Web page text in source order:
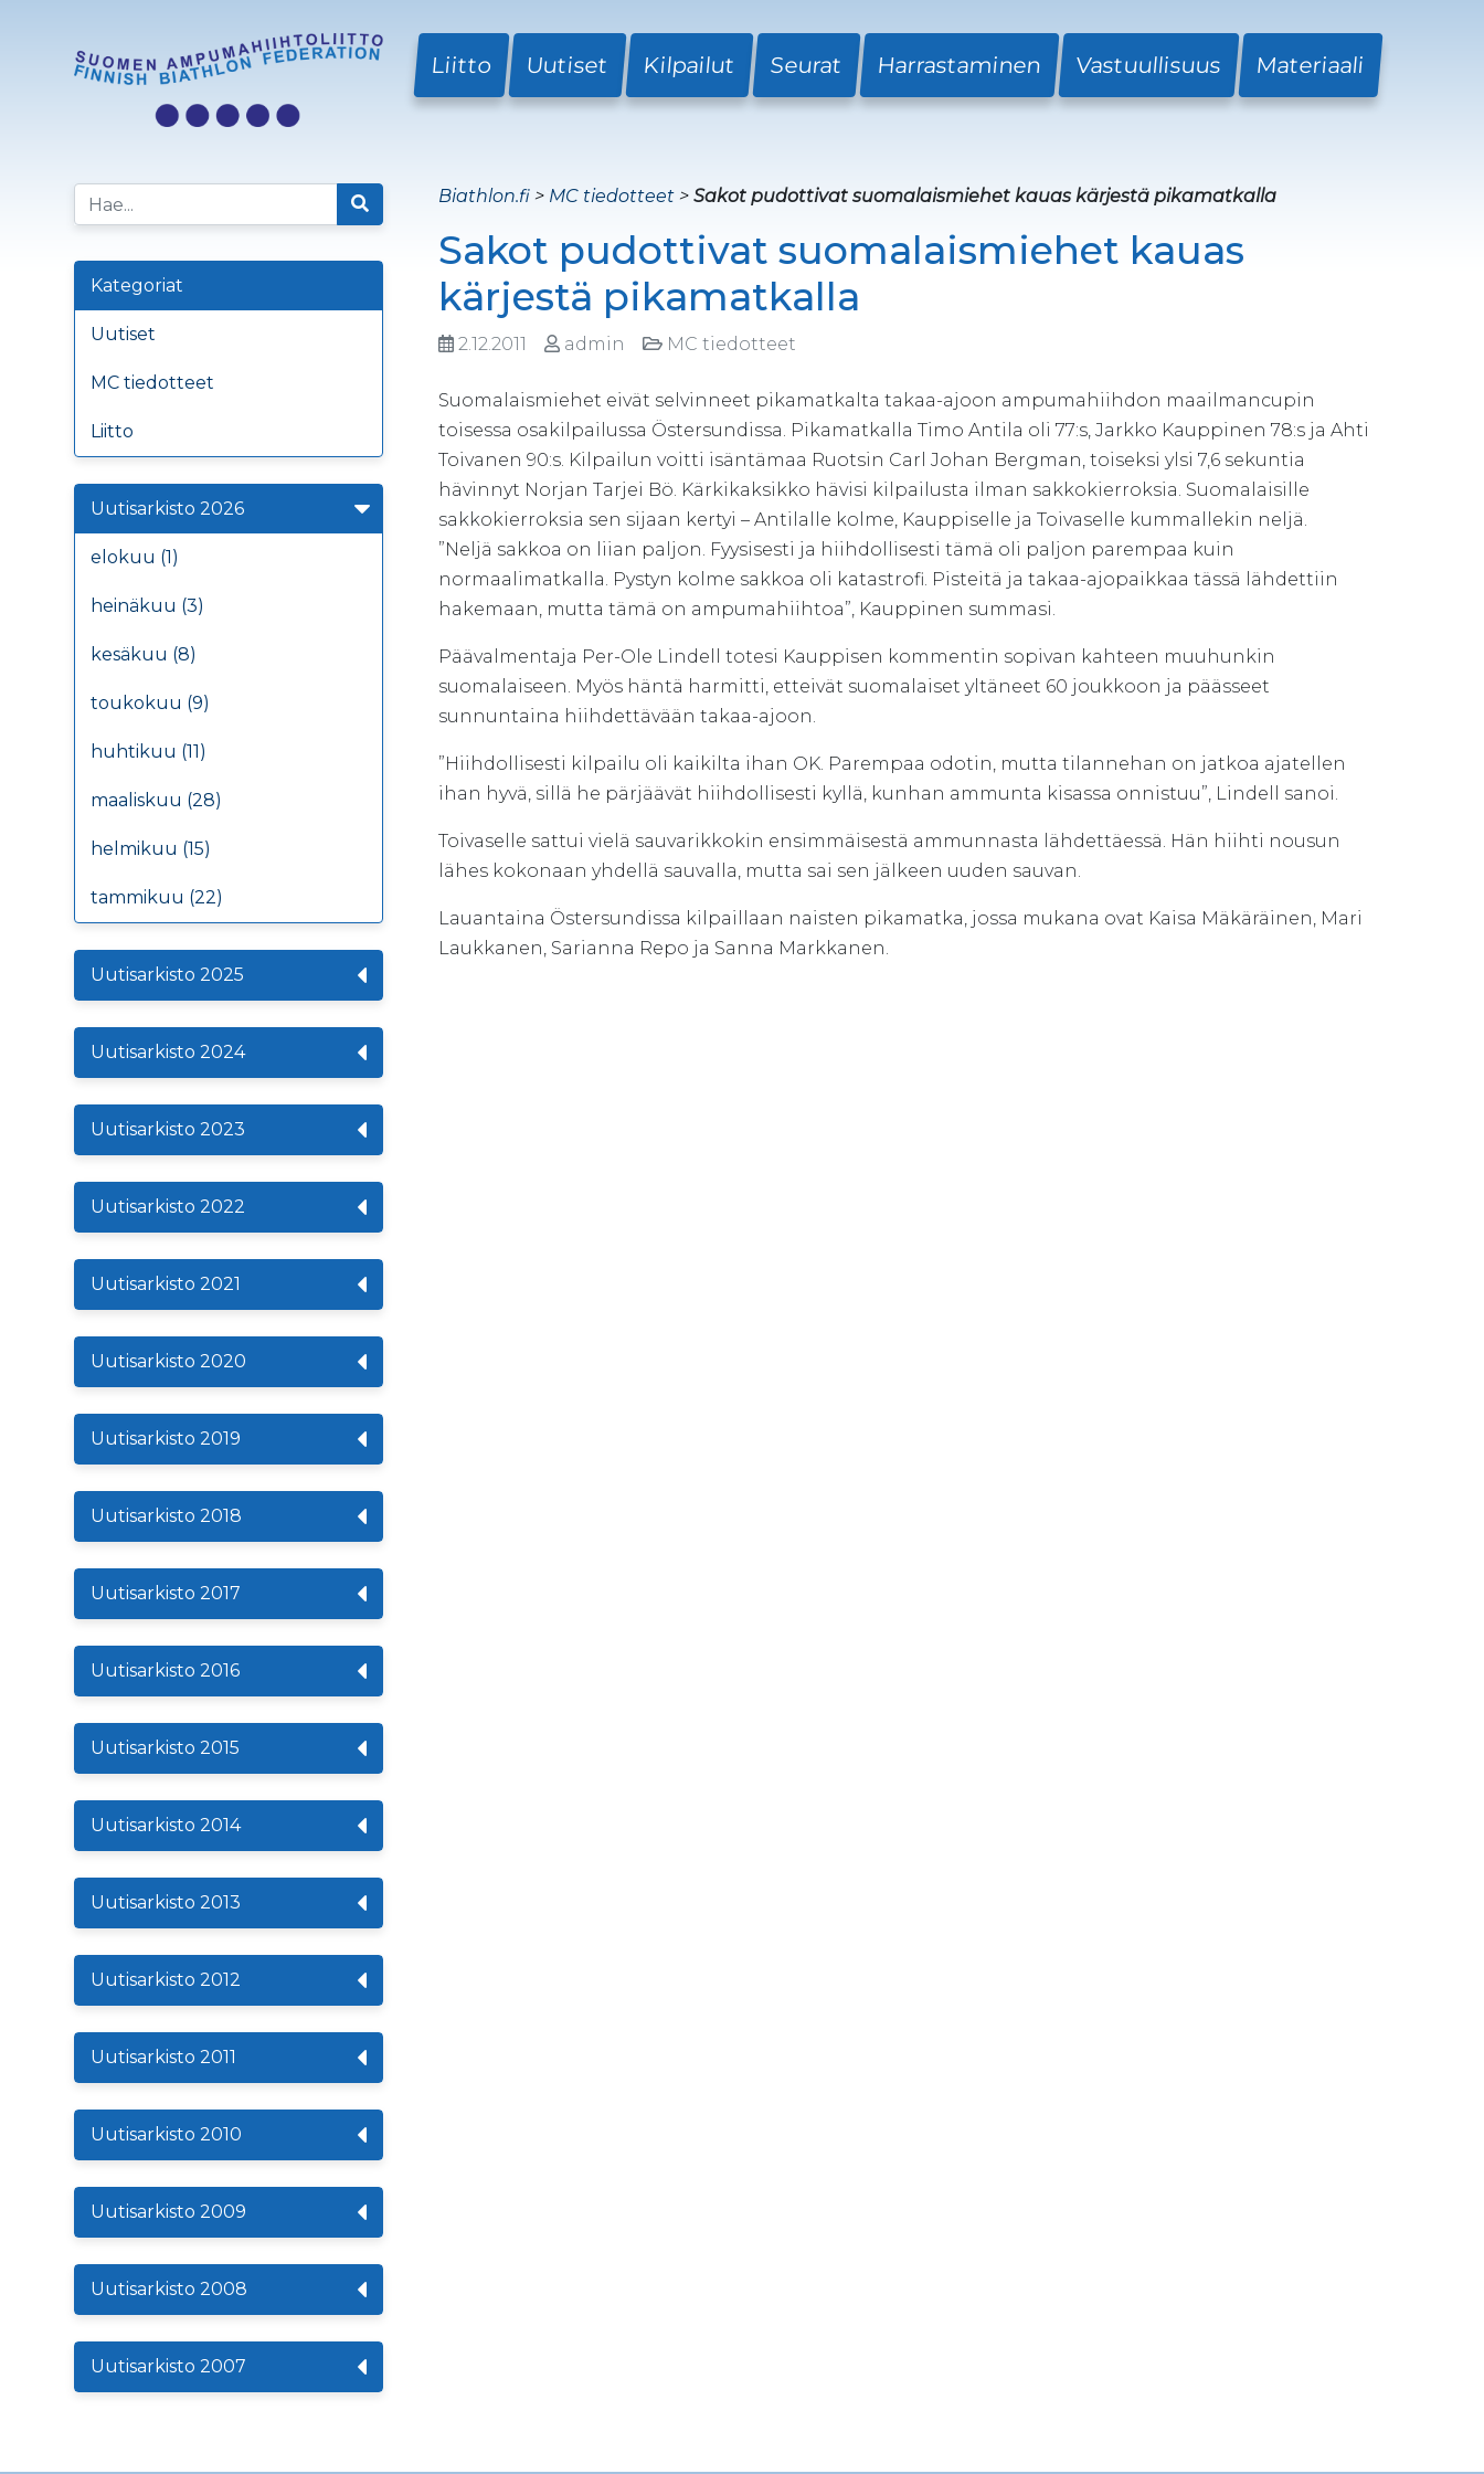
Liitto Uutiset Kilpailut Seurat Harrastaminen Vastuullisuus Materiaali
Kategoriat
Uutiset
MC tiedotteet
Liitto
Uutisarkisto 2026
elokuu (1)
heinäkuu (3)
kesäkuu (8)
toukokuu (9)
huhtikuu (11)
maaliskuu (28)
helmikuu (15)
tammikuu (22)
Uutisarkisto 2025
Uutisarkisto 2024
Uutisarkisto 2023
Uutisarkisto 2022
Uutisarkisto 2021
Uutisarkisto 2020
Uutisarkisto 2019
Uutisarkisto 2018
Uutisarkisto 2017
Uutisarkisto 2016
Uutisarkisto 2015
Uutisarkisto 2014
Uutisarkisto 2013
Uutisarkisto 2012
Uutisarkisto 2011
Uutisarkisto 2010
Uutisarkisto 2009
Uutisarkisto 2008
Uutisarkisto 2007
Biathlon.fi > MC tiedotteet > Sakot pudottivat suomalaismiehet kauas kärjestä pikamatkalla
Sakot pudottivat suomalaismiehet kauas
kärjestä pikamatkalla
2.12.2011 admin MC tiedotteet
Suomalaismiehet eivät selvinneet pikamatkalta takaa-ajoon ampumahiihdon maailmancupin
toisessa osakilpailussa Östersundissa. Pikamatkalla Timo Antila oli 77:s, Jarkko Kauppinen 78:s ja Ahti
Toivanen 90:s. Kilpailun voitti isäntämaa Ruotsin Carl Johan Bergman, toiseksi ylsi 7,6 sekuntia
hävinnyt Norjan Tarjei Bö. Kärkikaksikko hävisi kilpailusta ilman sakkokierroksia. Suomalaisille
sakkokierroksia sen sijaan kertyi – Antilalle kolme, Kauppiselle ja Toivaselle kummallekin neljä.
”Neljä sakkoa on liian paljon. Fyysisesti ja hiihdollisesti tämä oli paljon parempaa kuin
normaalimatkalla. Pystyn kolme sakkoa oli katastrofi. Pisteitä ja takaa-ajopaikkaa tässä lähdettiin
hakemaan, mutta tämä on ampumahiihtoa”, Kauppinen summasi.
Päävalmentaja Per-Ole Lindell totesi Kauppisen kommentin sopivan kahteen muuhunkin
suomalaiseen. Myös häntä harmitti, etteivät suomalaiset yltäneet 60 joukkoon ja päässeet
sunnuntaina hiihdettävään takaa-ajoon.
”Hiihdollisesti kilpailu oli kaikilta ihan OK. Parempaa odotin, mutta tilannehan on jatkoa ajatellen
ihan hyvä, sillä he pärjäävät hiihdollisesti kyllä, kunhan ammunta kisassa onnistuu”, Lindell sanoi.
Toivaselle sattui vielä sauvarikkokin ensimmäisestä ammunnasta lähdettäessä. Hän hiihti nousun
lähes kokonaan yhdellä sauvalla, mutta sai sen jälkeen uuden sauvan.
Lauantaina Östersundissa kilpaillaan naisten pikamatka, jossa mukana ovat Kaisa Mäkäräinen, Mari
Laukkanen, Sarianna Repo ja Sanna Markkanen.